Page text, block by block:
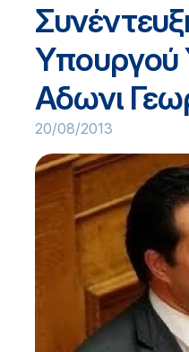
Υπουργού
Αδωνι
20/08/2013